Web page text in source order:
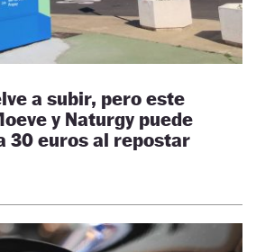
a subir, pero este
y Naturgy puede
30 euros al repostar